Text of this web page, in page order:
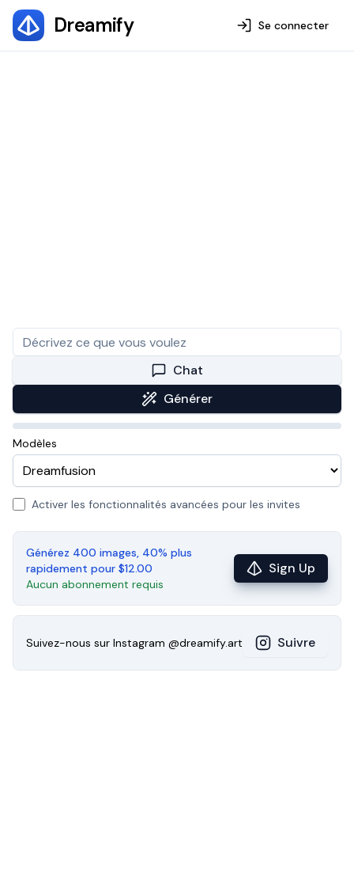
Dreamify Se connecter
Chat
Générer
Modèles
Activer les fonctionnalités avancées pour les invites
Générez 400 images, 40% plus
rapidement pour $12.00
Aucun abonnement requis
Sign Up
Suivez-nous sur Instagram @dreamify.art Suivre